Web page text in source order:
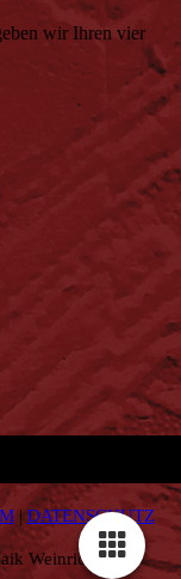
wir Ihren vier
|DATENSCHUTZ
Weinrich GbR